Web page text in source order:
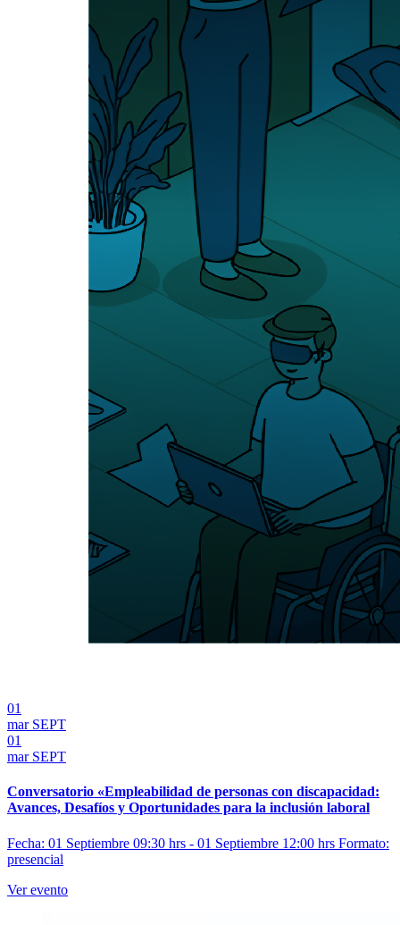
01
mar SEPT
01
mar SEPT
Conversatorio «Empleabilidad de personas con discapacidad:
Avances, Desafíos y Oportunidades para la inclusión laboral
Fecha: 01 Septiembre 09:30 hrs - 01 Septiembre 12:00 hrs Formato:
presencial
Ver evento